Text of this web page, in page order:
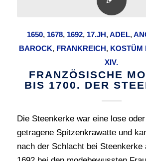
1650, 1678, 1692, 17.JH,ADEL,
BAROCK, FRANKREICH, KOSTÜM
XIV.
FRANZÖSISCHE
BIS 1700. DER
Die Steenkerke war eine lose
getragene Spitzenkrawatte und
nach der Schlacht bei Steenkerke